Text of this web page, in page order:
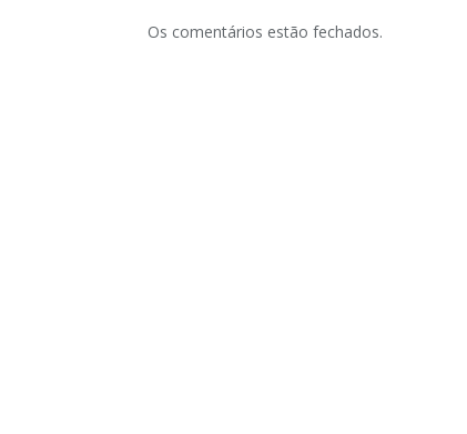
Os comentários estão fechados.